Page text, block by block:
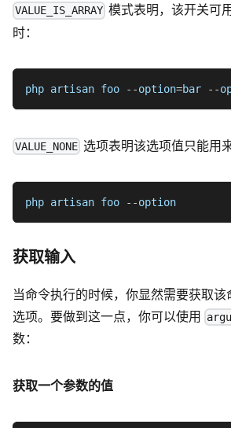
VALUE_IS_ARRAY 模式表明，该开关可
时：
php artisan foo --option=bar --
VALUE_NONE 选项表明该选项值只能用
php artisan foo --option
获取输入
当命令执行的时候，你显然需要获取
选项。要做到这一点，你可以使用
数：
获取一个参数的值